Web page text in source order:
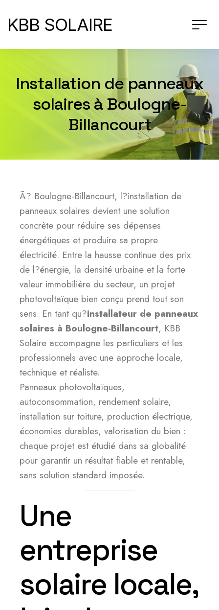
KBB SOLAIRE
Installation de panneaux
solaires à Boulogne-
Billancourt
Ã? Boulogne-Billancourt, l?installation de
panneaux solaires devient une solution
concrète pour réduire ses dépenses
énergétiques et produire sa propre
électricité. Entre la hausse continue des prix
de l?énergie, la densité urbaine et la forte
valeur immobilière du secteur, un projet
photovoltaïque bien conçu prend tout son
sens. En tant qu?installateur de panneaux
solaires à Boulogne-Billancourt, KBB
Solaire accompagne les particuliers et les
professionnels avec une approche locale,
technique et réaliste.
Panneaux photovoltaïques,
autoconsommation, rendement solaire,
installation sur toiture, production électrique,
économies durables, valorisation du bien :
chaque projet est étudié dans sa globalité
pour garantir un résultat fiable et rentable,
sans solution standard imposée.
Une
entreprise
solaire locale,